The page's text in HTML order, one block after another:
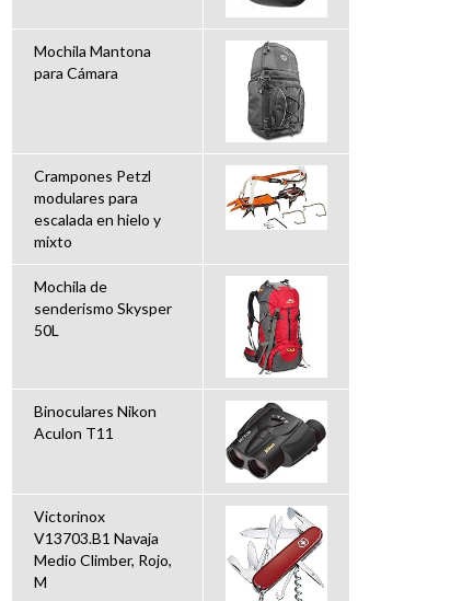
Mochila Mantona
para Cámara
Crampones Petzl
modulares para
escalada en hielo y
mixto
Mochila de
senderismo Skysper
50L
Binoculares Nikon
Aculon T11
Victorinox
V13703.B1 Navaja
Medio Climber, Rojo,
M